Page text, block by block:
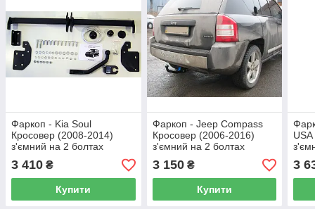
Фаркоп - Kia Soul
Кросовер (2008-2014)
з'ємний на 2 болтах
3 410 ₴
Купити
Фаркоп - Jeep Compass
Кросовер (2006-2016)
з'ємний на 2 болтах
3 150₴
Купити
3